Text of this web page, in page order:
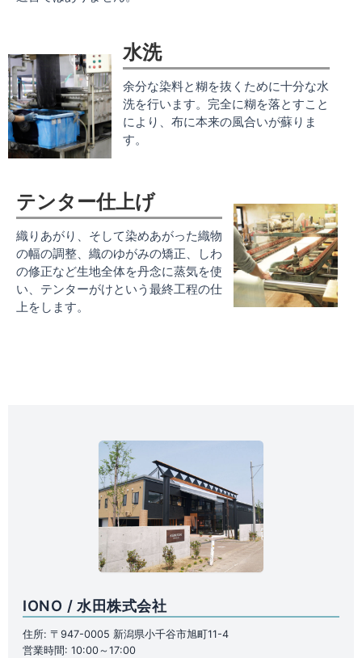
水洗
余分な染料と糊を抜くために十分な水
洗を行います。完全に糊を落とすこと
により、布に本来の風合いが蘇りま
す。
テンター仕上げ
織りあがり、そして染めあがった織物
の幅の調整、織のゆがみの矯正、しわ
の修正など生地全体を丹念に蒸気を使
い、テンターがけという最終工程の仕
上をします。
IONO / 水田株式会社
住所: 〒947-0005 新潟県小千谷市旭町11-4
営業時間: 10:00～17:00